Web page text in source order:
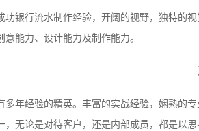
银行流水制作经验，开阔的视野，独特的
能力、设计能力及制作能力。
年经验的精英。丰富的实战经验，娴熟的
无论是对待客户，还是内部成员，都是以